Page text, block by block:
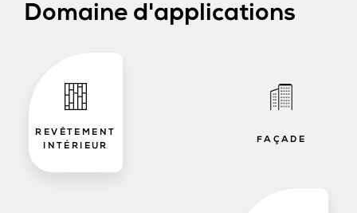
Domaine d'applications
REVÊTEMENT
INTÉRIEUR
FAÇADE